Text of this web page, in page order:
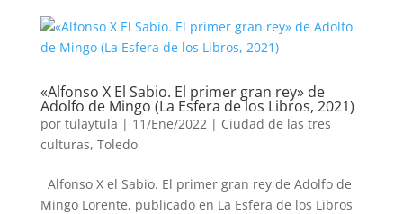
«Alfonso X El Sabio. El primer gran rey» de
Adolfo de Mingo (La Esfera de los Libros, 2021)
por tulaytula | 11/Ene/2022 | Ciudad de las tres
culturas, Toledo
Alfonso X el Sabio. El primer gran rey de Adolfo de
Mingo Lorente, publicado en La Esfera de los Libros